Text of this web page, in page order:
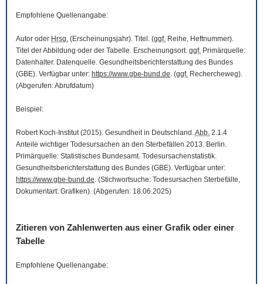
Empfohlene Quellenangabe:
Autor oder Hrsg. (Erscheinungsjahr). Titel. (ggf. Reihe, Heftnummer).
Titel der Abbildung oder der Tabelle. Erscheinungsort. ggf. Primärquelle:
Datenhalter. Datenquelle. Gesundheitsberichterstattung des Bundes
(GBE). Verfügbar unter: https://www.gbe-bund.de. (ggf. Rechercheweg).
(Abgerufen: Abrufdatum)
Beispiel:
Robert Koch-Institut (2015). Gesundheit in Deutschland.Abb. 2.1.4
Anteile wichtiger Todesursachen an den Sterbefällen 2013. Berlin.
Primärquelle: Statistisches Bundesamt. Todesursachenstatistik.
Gesundheitsberichterstattung des Bundes (GBE). Verfügbar unter:
https://www.gbe-bund.de. (Stichwortsuche: Todesursachen Sterbefälle,
Dokumentart: Grafiken). (Abgerufen: 18.06.2025)
Zitieren von Zahlenwerten aus einer Grafik oder einer
Tabelle
Empfohlene Quellenangabe: